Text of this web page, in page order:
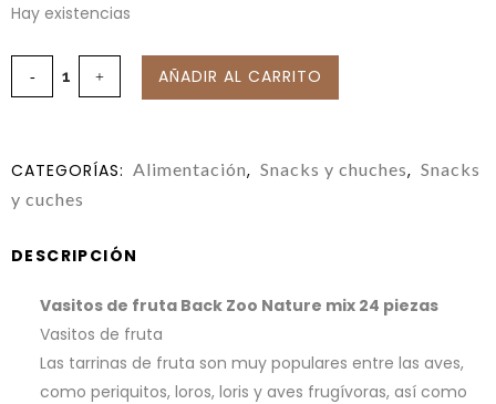
Hay existencias
AÑADIR AL CARRITO
CATEGORÍAS: Alimentación, Snacks y chuches, Snacks
y cuches
DESCRIPCIÓN
Vasitos de fruta Back Zoo Nature mix 24 piezas
Vasitos de fruta
Las tarrinas de fruta son muy populares entre las aves,
como periquitos, loros, loris y aves frugívoras, así como